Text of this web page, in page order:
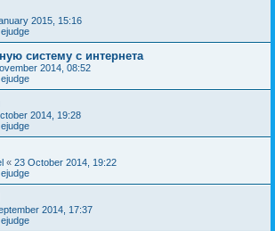
2015, 15:16
систему с интернета
2014, 08:52
2014, 19:28
« 23 October 2014, 19:22
2014, 17:37